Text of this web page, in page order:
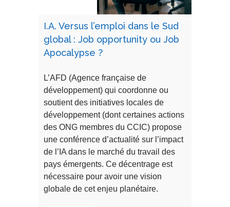
I.A. Versus l’emploi dans le Sud
global : Job opportunity ou Job
Apocalypse ?
L’AFD (Agence française de
développement) qui coordonne ou
soutient des initiatives locales de
développement (dont certaines actions
des ONG membres du CCIC) propose
une conférence d’actualité sur l’impact
de l’IA dans le marché du travail des
pays émergents. Ce décentrage est
nécessaire pour avoir une vision
globale de cet enjeu planétaire.